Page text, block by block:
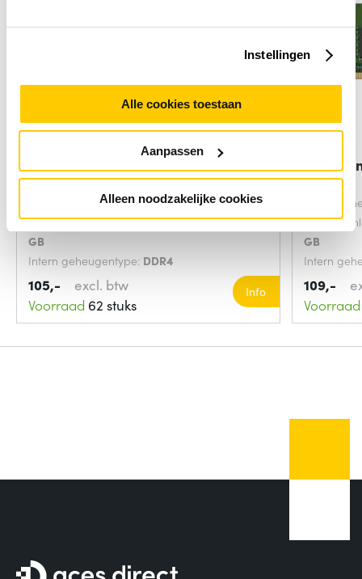
Instellingen
Alle cookies toestaan
Aanpassen
Alleen noodzakelijke cookies
Crucial CT8G4DFRA32A
geheugenmodule 8 GB 1
Intern geheugen:8 GB
Geheugenlayout (modules x formaat):1 x 8
GB
Intern geheugentype: DDR4
Component voor:Pc/server
105,-
excl. btw
Voorraad 62 stuks
Info
Intern
GB
Intern
3200
109,-
Voorraad